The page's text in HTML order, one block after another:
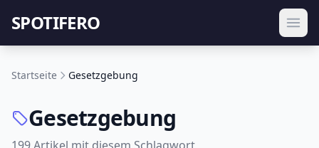
SPOTIFERO
Startseite Gesetzgebung
Gesetzgebung